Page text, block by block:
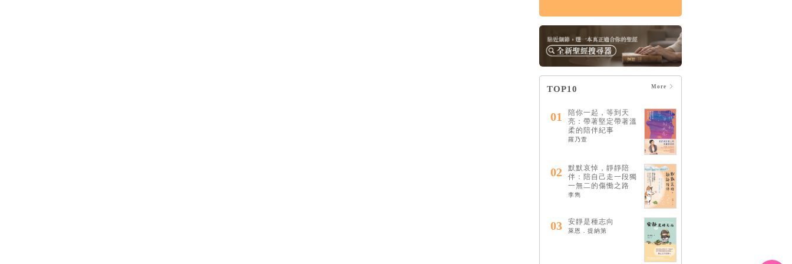
×情緒共存×人際關係
的溫柔支持，在孤單
中找回愛與希望
HK$143 $150
TOP10 More
01
陪你一起，等到天
亮：帶著堅定帶著溫
柔的陪伴紀事
羅乃萱
02
默默哀悼，靜靜陪
伴：陪自己走一段獨
一無二的傷慟之路
李雋
03 安靜是種志向
萊恩．提納第